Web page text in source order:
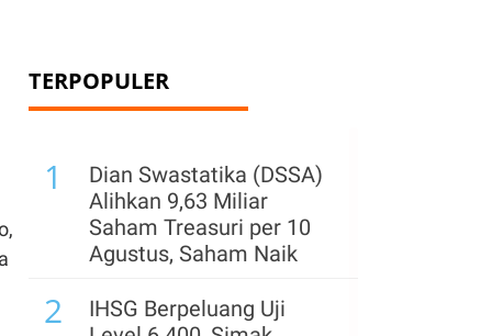
TERPOPULER
1
Dian Swastatika (DSSA)
Alihkan 9,63 Miliar
Saham Treasuri per 10
Agustus, Saham Naik
2
IHSG Berpeluang Uji